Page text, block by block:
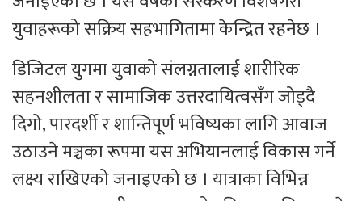
युवाहरूको सक्रिय सहभागितामा केन्द्रित रहनेछ ।
डिजिटल युगमा युवाको संलग्नतालाई शारीरिक
सहनशीलता र सामाजिक उत्तरदायित्वसँग जोड्दै
दिगो, पारदर्शी र शान्तिपूर्ण भविष्यका लागि आवाज
उठाउने मञ्चका रूपमा यस अभियानलाई विकास गर्ने
लक्ष्य राखिएको जनाइएको छ । यात्राका विभिन्न